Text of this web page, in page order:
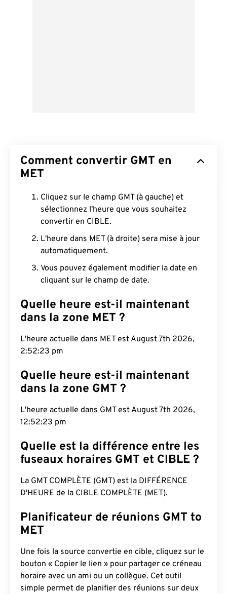
Comment convertir GMT en
MET
Cliquez sur le champ GMT (à gauche) et
sélectionnez l'heure que vous souhaitez
convertir en CIBLE.
L'heure dans MET (à droite) sera mise à jour
automatiquement.
Vous pouvez également modifier la date en
cliquant sur le champ de date.
Quelle heure est-il maintenant
dans la zone MET ?
L'heure actuelle dans MET est August 7th 2026,
2:52:24 pm
Quelle heure est-il maintenant
dans la zone GMT ?
L'heure actuelle dans GMT est August 7th 2026,
12:52:24 pm
Quelle est la différence entre les
fuseaux horaires GMT et CIBLE ?
La GMT COMPLÈTE (GMT) est la DIFFÉRENCE
D'HEURE de la CIBLE COMPLÈTE (MET).
Planificateur de réunions GMT to
MET
Une fois la source convertie en cible, cliquez sur le
bouton « Copier le lien » pour partager ce créneau
horaire avec un ami ou un collègue. Cet outil
simple permet de planifier des réunions sur deux